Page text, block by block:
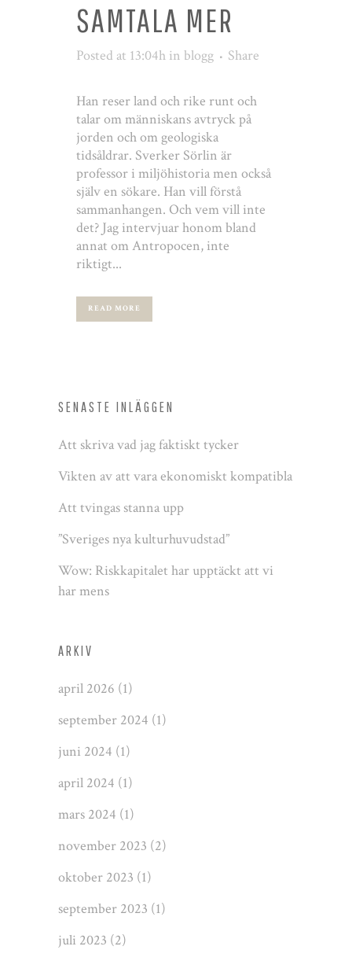
SAMTALA MER
Posted at 13:04h in blogg Share
Han reser land och rike runt och
talar om människans avtryck på
jorden och om geologiska
tidsåldrar. Sverker Sörlin är
professor i miljöhistoria men också
själv en sökare. Han vill förstå
sammanhangen. Och vem vill inte
det? Jag intervjuar honom bland
annat om Antropocen, inte
riktigt...
READ MORE
SENASTE INLÄGGEN
Att skriva vad jag faktiskt tycker
Vikten av att vara ekonomiskt kompatibla
Att tvingas stanna upp
”Sveriges nya kulturhuvudstad”
Wow: Riskkapitalet har upptäckt att vi
har mens
ARKIV
april 2026 (1)
september 2024 (1)
juni 2024 (1)
april 2024 (1)
mars 2024 (1)
november 2023 (2)
oktober 2023 (1)
september 2023 (1)
juli 2023 (2)